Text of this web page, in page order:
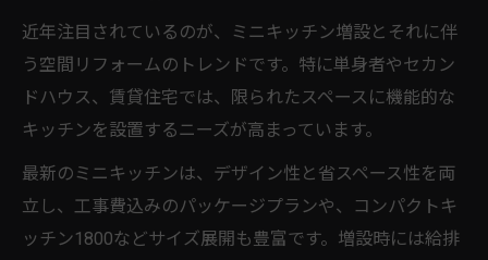
近年注目されているのが、ミニキッチン増設とそれに伴
う空間リフォームのトレンドです。特に単身者やセカン
ドハウス、賃貸住宅では、限られたスペースに機能的な
キッチンを設置するニーズが高まっています。
最新のミニキッチンは、デザイン性と省スペース性を両
立し、工事費込みのパッケージプランや、コンパクトキ
ッチン1800などサイズ展開も豊富です。増設時には給排